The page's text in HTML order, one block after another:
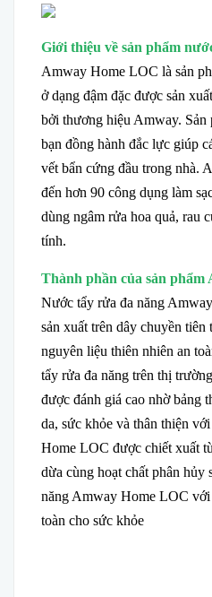
Giới thiệu về sản phẩm
Amway Home LOC là sản
ở dạng đậm đặc được sản
bởi thương hiệu Amway. Sản
bạn đồng hành đắc lực giúp
vết bẩn cứng đầu trong nhà.
đến hơn 90 công dụng làm
dùng ngâm rửa hoa quả, rau
tính.
Thành phần của sản phẩm
Nước tẩy rửa đa năng
sản xuất trên dây chuyền
nguyên liệu thiên nhiên an
tẩy rửa đa năng trên thị
được đánh giá cao nhờ bảng
da, sức khỏe và thân thiện
Home LOC được chiết xuất
dừa cùng hoạt chất phân hủy
năng Amway Home LOC với
toàn cho sức khỏe